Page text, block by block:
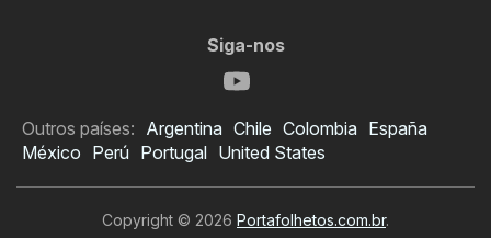
Siga-nos
Outros países: Argentina Chile Colombia España
México Perú Portugal United States
Copyright © 2026 Portafolhetos.com.br.